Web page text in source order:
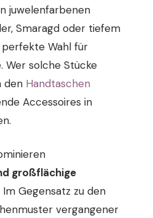
juwelenfarbenen
Smaragd oder tiefem
perfekte Wahl für
Wer solche Stücke
den Handtaschen
Accessoires in
großflächige
Im Gegensatz zu den
vergangener